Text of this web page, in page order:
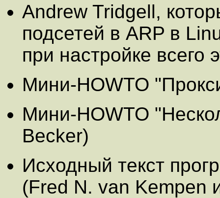
Andrew Tridgell,
подсетей в ARP в
при настройке всего
Мини-HOWTO
Мини-HOWTO
Becker)
Исходный текст
(Fred N. van Kempen